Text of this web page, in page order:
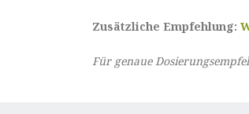
Zusätzliche Empfehlung:
Für genaue